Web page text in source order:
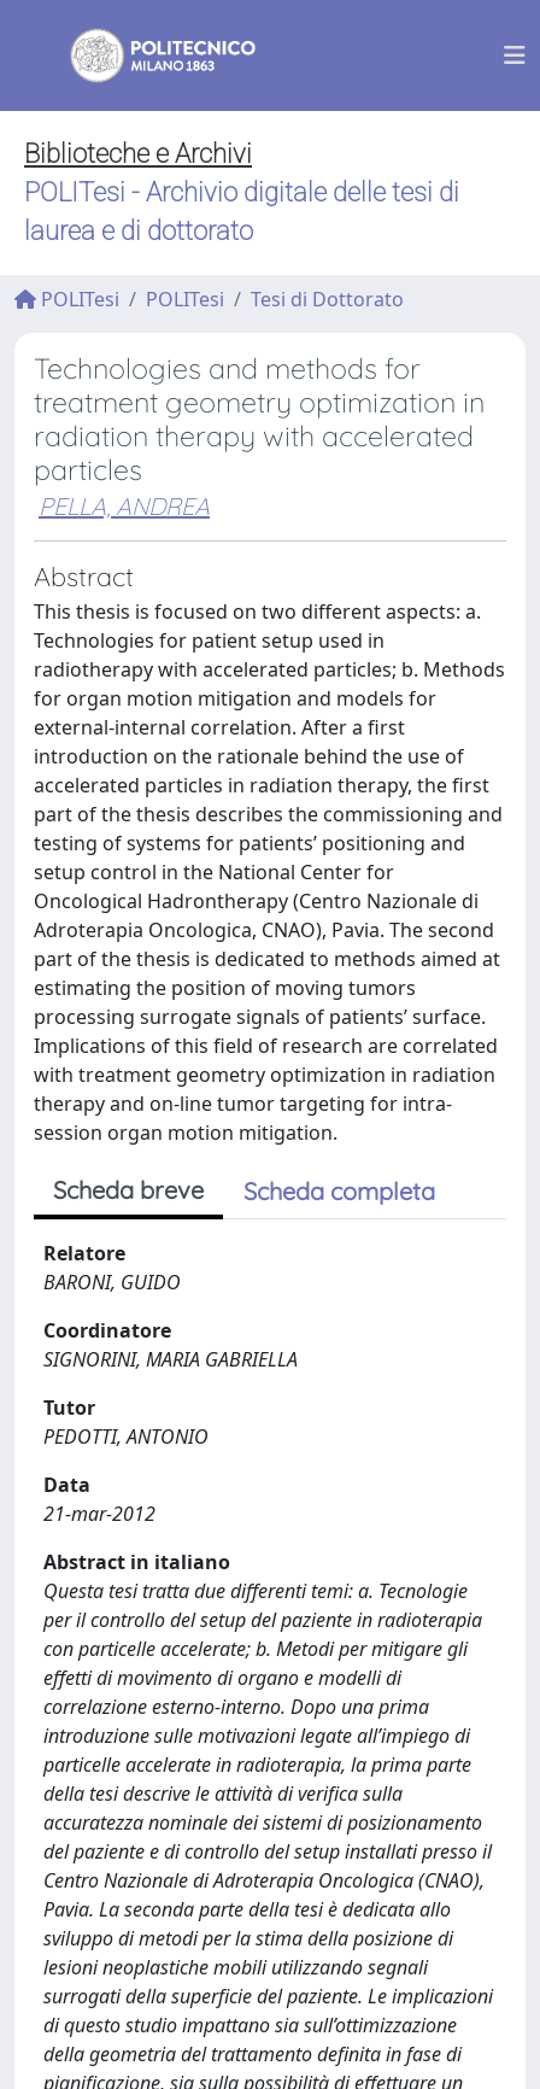
Biblioteche e Archivi
POLITesi - Archivio digitale delle tesi di
laurea e di dottorato
POLITesi POLITesi Tesi di Dottorato
Technologies and methods for
treatment geometry optimization in
radiation therapy with accelerated
particles
PELLA, ANDREA
Abstract
This thesis is focused on two different aspects: a.
Technologies for patient setup used in
radiotherapy with accelerated particles; b. Methods
for organ motion mitigation and models for
external-internal correlation. After a first
introduction on the rationale behind the use of
accelerated particles in radiation therapy, the first
part of the thesis describes the commissioning and
testing of systems for patients’ positioning and
setup control in the National Center for
Oncological Hadrontherapy (Centro Nazionale di
Adroterapia Oncologica, CNAO), Pavia. The second
part of the thesis is dedicated to methods aimed at
estimating the position of moving tumors
processing surrogate signals of patients’ surface.
Implications of this field of research are correlated
with treatment geometry optimization in radiation
therapy and on-line tumor targeting for intra-
session organ motion mitigation.
Scheda breve Scheda completa
Relatore
BARONI, GUIDO
Coordinatore
SIGNORINI, MARIA GABRIELLA
Tutor
PEDOTTI, ANTONIO
Data
21-mar-2012
Abstract in italiano
Questa tesi tratta due differenti temi: a. Tecnologie
per il controllo del setup del paziente in radioterapia
con particelle accelerate; b. Metodi per mitigare gli
effetti di movimento di organo e modelli di
correlazione esterno-interno. Dopo una prima
introduzione sulle motivazioni legate all’impiego di
particelle accelerate in radioterapia, la prima parte
della tesi descrive le attività di verifica sulla
accuratezza nominale dei sistemi di posizionamento
del paziente e di controllo del setup installati presso il
Centro Nazionale di Adroterapia Oncologica (CNAO),
Pavia. La seconda parte della tesi è dedicata allo
sviluppo di metodi per la stima della posizione di
lesioni neoplastiche mobili utilizzando segnali
surrogati della superficie del paziente. Le implicazioni
di questo studio impattano sia sull’ottimizzazione
della geometria del trattamento definita in fase di
pianificazione, sia sulla possibilità di effettuare un